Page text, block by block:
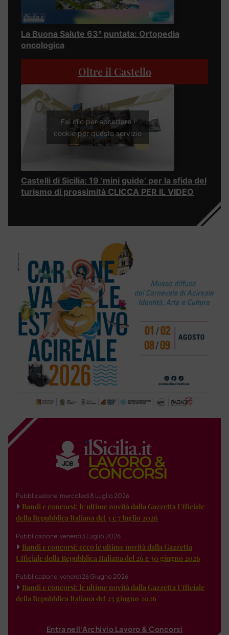
La Buona Salute 63° puntata: Ortopedia
oncologica
Oltre il Castello
Fai clic per accettare i
cookie per questo servizio
Castelli di Sicilia: 19 ‘mini guide’ per la sfida del
turismo di prossimità CLICCA PER IL VIDEO
Pubblicazione: mercoledì 8 Luglio 2026
Bandi e concorsi: le ultime novità dalla Gazzetta Ufficiale
della Repubblica Italiana del 3 e 7 luglio 2026
Pubblicazione: venerdì 3 Luglio 2026
Bandi e concorsi: ecco le ultime novità dalla Gazzetta
Ufficiale della Repubblica Italiana del 26 e 30 giugno 2026
Pubblicazione: venerdì 26 Giugno 2026
Bandi e concorsi: le ultime novità dalla Gazzetta Ufficiale
della Repubblica Italiana del 23 giugno 2026
Entra nell'Archivio Lavoro & Concorsi